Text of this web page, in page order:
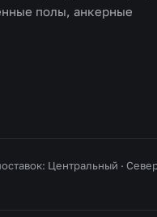
полы, анкерные
Центральный ·